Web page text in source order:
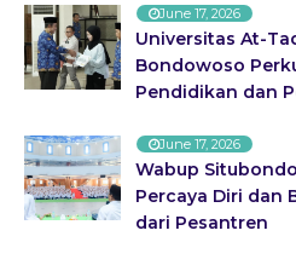
June 17, 2026
Universitas At-
Bondowoso
Pendidikan dan
June 17, 2026
Wabup
Percaya Diri dan
dari Pesantren